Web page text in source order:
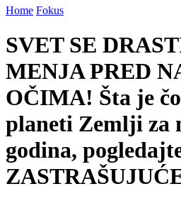
Home Fokus
SVET SE
MENJA PRED
OČIMA! Šta je
planeti Zemlji za
godina,